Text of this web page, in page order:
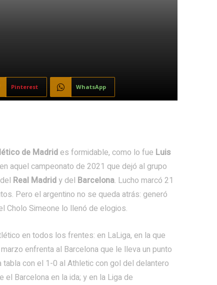
Pinterest WhatsApp
de Madrides formidable, como lo fue Luis
aquel campeonato de 2021 que dejó al grupo
Real Madridy del Barcelona. Lucho marcó 21
Pero el argentino no se queda atrás: generó
Cholo Simeone lo llenó de elogios.
en todos los frentes: en LaLiga, en la que
enfrenta al Barcelona que le lleva un punto
con el 1-0 al Athletic con gol del delantero
el Barcelona en la ida; y en la Liga de